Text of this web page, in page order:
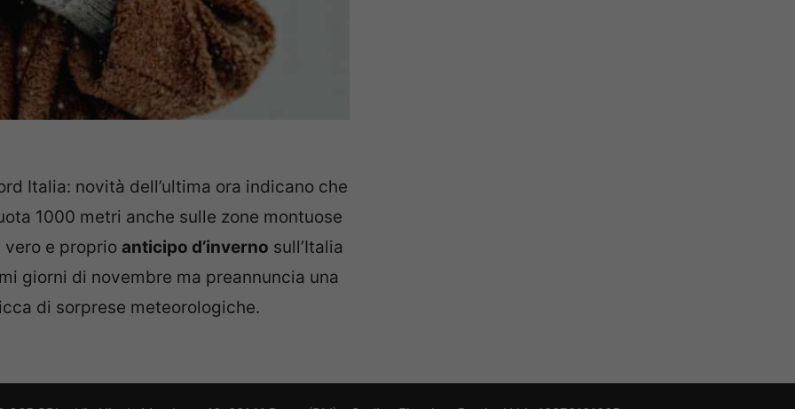
Italia: novità dell’ultima ora indicano che
1000 metri anche sulle zone montuose
e proprio anticipo d’inverno sull’Italia
giorni di novembre ma preannuncia una
di sorprese meteorologiche.